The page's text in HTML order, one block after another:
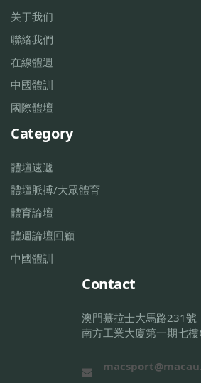
关于我们
聯絡我們
在線體週
中國體訓
國際體壇
Category
體壇速遞
體壇脈搏/大眾體育
體育論壇
體週論壇回顧
中國體訓
Contact
澳門慕拉士大馬路231號
南方工業大廈第一期七樓